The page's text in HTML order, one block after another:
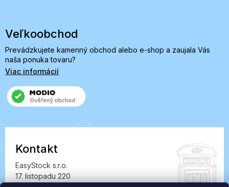
Veľkoobchod
Prevádzkujete kamenný obchod alebo e-shop a zaujala Vás
naša ponuka tovaru?
Viac informácií
Kontakt
EasyStock s.r.o.
17. listopadu 220